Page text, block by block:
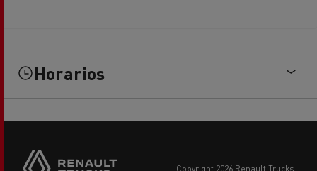
Horarios
copyright 2026 Renault Trucks